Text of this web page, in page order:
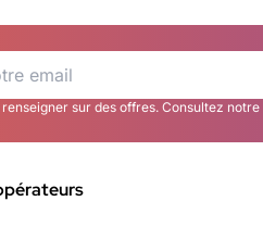
sur des offres. Consultez notre